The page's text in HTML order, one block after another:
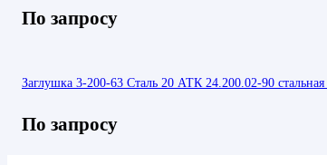
По запросу
Заглушка 3-200-63 Сталь 20 АТК 24.200.02-90
По запросу